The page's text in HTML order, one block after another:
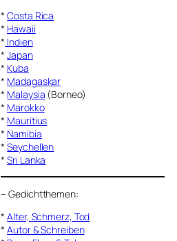
*Costa Rica
* Hawaii
* Indien
*Japan
* Kuba
* Madagaskar
* Malaysia (Borneo)
* Marokko
* Mauritius
* Namibia
*Seychellen
*Sri Lanka
–Gedichtthemen:
*Alter, Schmerz, Tod
*Autor & Schreiben